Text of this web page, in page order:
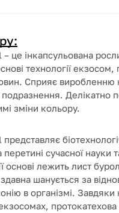
це інкапсульована
технології
Сприяє виробленню
Делікатно
зміни кольору.
сучасної науки
основі лежить лист
шанується за
в організмі. Завдяки